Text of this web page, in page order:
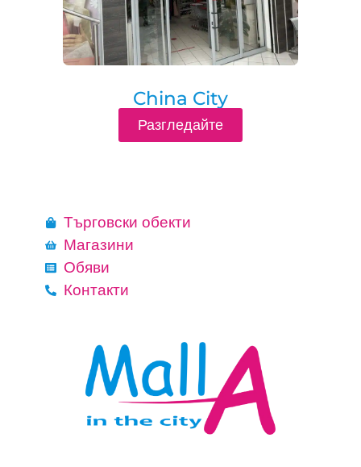
China City
Разгледайте
Търговски обекти
Магазини
Обяви
Контакти